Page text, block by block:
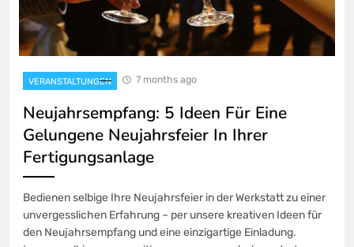
VERANSTALTUNGEN 7 months ago
Neujahrsempfang: 5 Ideen Für Eine
Gelungene Neujahrsfeier In Ihrer
Fertigungsanlage
Bedienen selbige Ihre Neujahrsfeier in der Werkstatt zu einer
unvergesslichen Erfahrung – per unsere kreativen Ideen für
den Neujahrsempfang und eine einzigartige Einladung.